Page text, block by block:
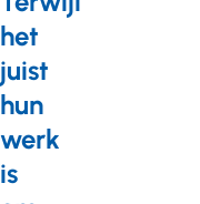
het
juist
hun
werk
is